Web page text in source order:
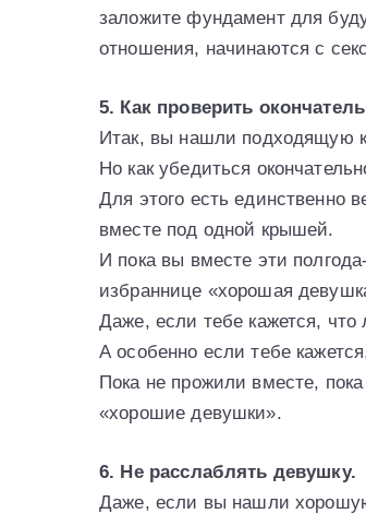
заложите фундамент для
отношения, начинаются с
5. Как проверить
Итак, вы нашли подходящую
Но как убедиться
Для этого есть единственно
вместе под одной крышей.
И пока вы вместе эти
избраннице «хорошая
Даже, если тебе кажется,
А особенно если тебе
Пока не прожили вместе,
«хорошие девушки».
6. Не расслаблять девушку.
Даже, если вы нашли